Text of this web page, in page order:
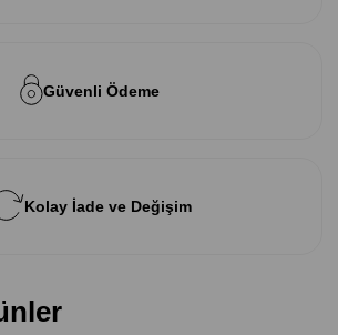
Güvenli Ödeme
Kolay İade ve Değişim